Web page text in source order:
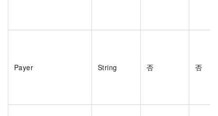
Payer String 否 否